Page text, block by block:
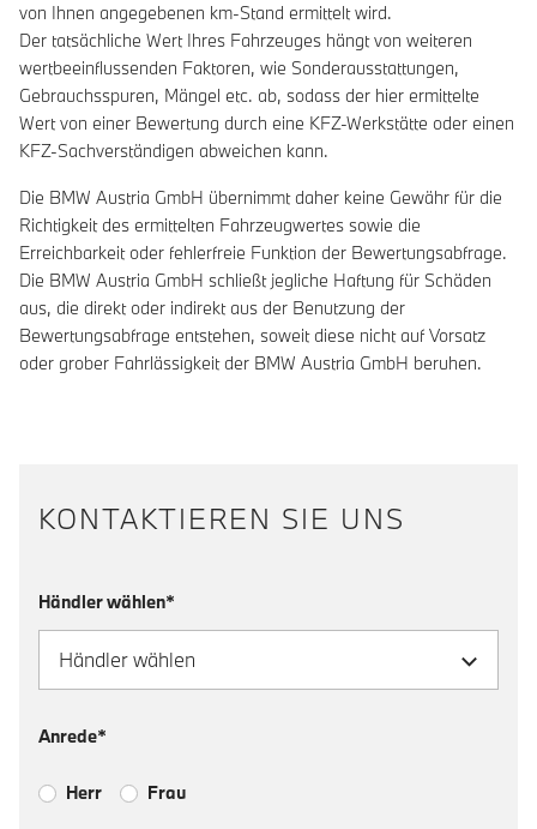
von Ihnen angegebenen km-Stand ermittelt wird.
Der tatsächliche Wert Ihres Fahrzeuges hängt von weiteren
wertbeeinflussenden Faktoren, wie Sonderausstattungen,
Gebrauchsspuren, Mängel etc. ab, sodass der hier ermittelte
Wert von einer Bewertung durch eine KFZ-Werkstätte oder einen
KFZ-Sachverständigen abweichen kann.
Die BMW Austria GmbH übernimmt daher keine Gewähr für die
Richtigkeit des ermittelten Fahrzeugwertes sowie die
Erreichbarkeit oder fehlerfreie Funktion der Bewertungsabfrage.
Die BMW Austria GmbH schließt jegliche Haftung für Schäden
aus, die direkt oder indirekt aus der Benutzung der
Bewertungsabfrage entstehen, soweit diese nicht auf Vorsatz
oder grober Fahrlässigkeit der BMW Austria GmbH beruhen.
KONTAKTIEREN SIE UNS
Händler wählen*
Anrede*
Herr Frau